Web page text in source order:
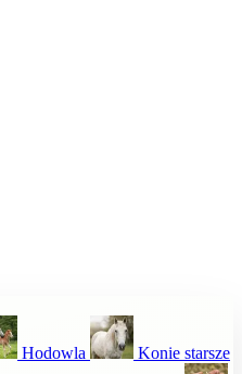
Hodowla Konie starsze